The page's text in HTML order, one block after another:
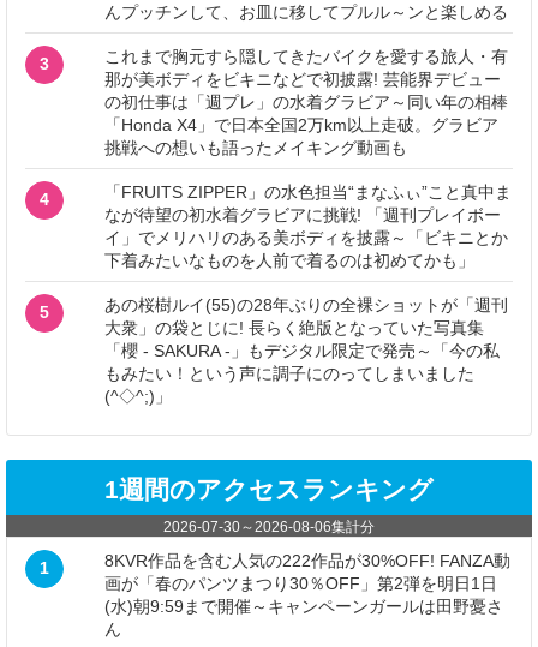
んプッチンして、お皿に移してプルル～ンと楽しめる
3
これまで胸元すら隠してきたバイクを愛する旅人・有
那が美ボディをビキニなどで初披露! 芸能界デビュー
の初仕事は「週プレ」の水着グラビア～同い年の相棒
「Honda X4」で日本全国2万km以上走破。グラビア
挑戦への想いも語ったメイキング動画も
4
「FRUITS ZIPPER」の水色担当“まなふぃ”こと真中ま
なが待望の初水着グラビアに挑戦! 「週刊プレイボー
イ」でメリハリのある美ボディを披露～「ビキニとか
下着みたいなものを人前で着るのは初めてかも」
5
あの桜樹ルイ(55)の28年ぶりの全裸ショットが「週刊
大衆」の袋とじに! 長らく絶版となっていた写真集
「櫻 - SAKURA -」もデジタル限定で発売～「今の私
もみたい！という声に調子にのってしまいました
(^◇^;)」
1週間のアクセスランキング
2026-07-30～ 2026-08-06集計分
1
8KVR作品を含む人気の222作品が30%OFF! FANZA動
画が「春のパンツまつり30％OFF」第2弾を明日1日
(水)朝9:59まで開催～キャンペーンガールは田野憂さ
ん